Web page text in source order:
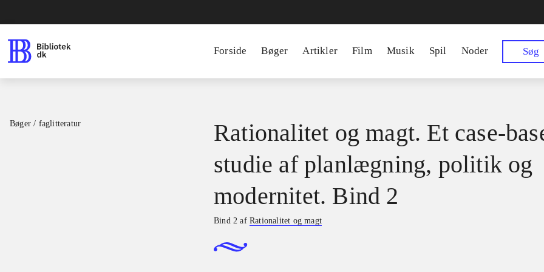
Forside Bøger Artikler Film Musik Spil Noder Søg
Bøger / faglitteratur
Rationalitet og magt. Et case-
studie af planlægning, politik og
modernitet. Bind 2
Bind 2 afRationalitet og magt